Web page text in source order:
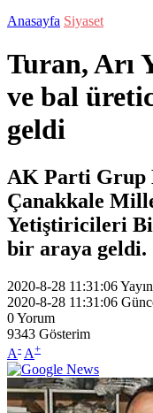
Anasayfa Siyaset
Turan, Arı
ve bal
geldi
AK Parti Grup
Çanakkale
Yetiştiricileri
bir araya geldi.
2020-8-28 11:31:06
2020-8-28 11:31:06
0Yorum
9343 Gösterim
A- A+